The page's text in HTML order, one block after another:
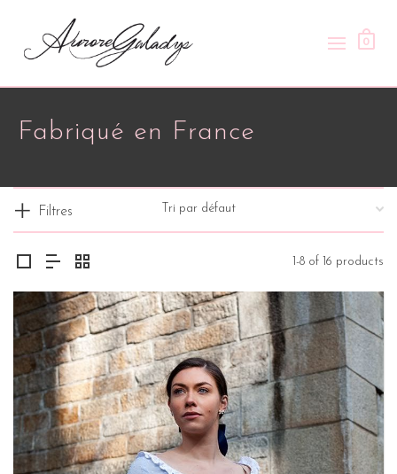
0
Fabriqué en France
Filtres
1-8 of 16 products